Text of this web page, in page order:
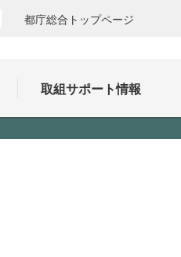
都庁総合トップページ
取組サポート情報